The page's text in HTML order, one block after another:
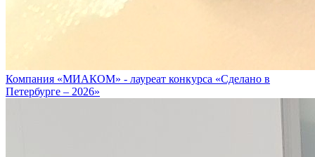
Компания «МИАКОМ» - лауреат конкурса «Сделано в
Петербурге – 2026»